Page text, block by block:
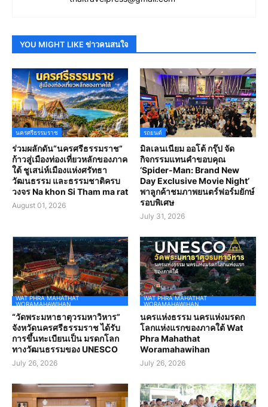
YOU MIGHT LIKE ข่าวคนสนใจ
นครศรีธรรมราช
ร่วมผลักดัน“นครศรีธรรมราช”
ก้าวสู่เมืองท่องเที่ยวหลักของภาค
ใต้ ชูเสน่ห์เมืองแห่งศรัทธา
วัฒนธรรม และธรรมชาติครบ
วงจร Na khon Si Tham ma rat
August 01, 2026
รถยนต์
มิลเลนเนียม ออโต้ กรุ๊ป จัด
กิจกรรมแทนคำขอบคุณ
‘Spider-Man: Brand New
Day Exclusive Movie Night’
พาลูกค้าชมภาพยนตร์ฟอร์มยักษ์
รอบพิเศษ
July 31, 2026
WAT PHRA MAHATHAT
WORAMAHAWIHAN
“วัดพระมหาธาตุวรมหาวิหาร”
จังหวัดนครศรีธรรมราช ได้รับ
การขึ้นทะเบียนเป็น มรดกโลก
ทางวัฒนธรรมของ UNESCO
July 26, 2026
WAT PHRA MAHATHAT
WORAMAHAWIHAN
นครแห่งธรรม นครแห่งมรดก
โลกแห่งแรกของภาคใต้ Wat
Phra Mahathat
Woramahawihan
July 26, 2026